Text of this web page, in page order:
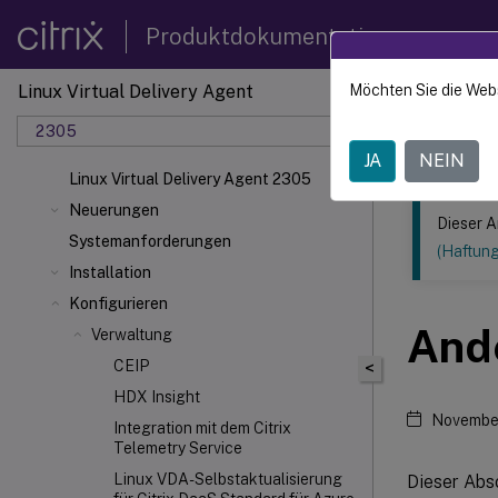
Produktdokumentation
Linux Virtual Delivery Agent
2305
Linux Virtual Delivery Agent 2305
Neuerungen
Systemanforderungen
Installation
Konfigurieren
Verwaltung
CEIP
HDX Insight
Integration mit dem Citrix
Telemetry Service
Linux VDA-Selbstaktualisierung
Dieser Inhalt
Linux
<
Dieser
Dieser
Möchten Sie die
JA NEIN